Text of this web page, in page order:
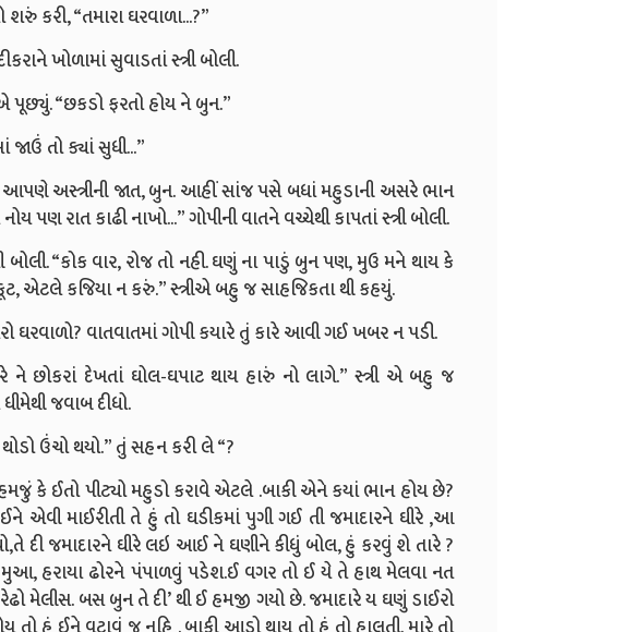
કરી, “તમારા ઘરવાળા...?”
ખોળામાં સુવાડતાં સ્ત્રી બોલી.
“છકડો ફરતો હોય ને બુન.”
તો ક્યાં સુધી...”
આપણે અસ્ત્રીની જાત, બુન. આહીં સાંજ પસે બધાં મહુડાની અસરે ભાન
પણ રાત કાઢી નાખો...” ગોપીની વાતને વચ્ચેથી કાપતાં સ્ત્રી બોલી.
બોલી. “કોક વાર, રોજ તો નહી. ઘણું ના પાડું બુન પણ, મુઉ મને થાય કે
એટલે કજિયા ન કરું.” સ્ત્રીએ બહુ જ સાહજિકતા થી કહયું.
ઘરવાળો? વાતવાતમાં ગોપી કયારે તું કારે આવી ગઈ ખબર ન પડી.
ને છોકરાં દેખતાં ઘોલ-ઘપાટ થાય હારું નો લાગે.” સ્ત્રી એ બહુ જ
જવાબ દીધો.
ઉંચો થયો.” તું સહન કરી લે “?
કે ઈતો પીટ્યો મહુડો કરાવે એટલે .બાકી એને કયાં ભાન હોય છે?
એવી માઈરીતી તે હું તો ઘડીકમાં પુગી ગઈ તી જમાદારને ઘીરે ,આ
દી જમાદારને ઘીરે લઇ આઈ ને ઘણીને કીધું બોલ, હું કરવું શે તારે ?
મુઆ, હરાયા ઢોરને પંપાળવું પડેશ.ઈ વગર તો ઈ યે તે હાથ મેલવા નત
મેલીસ. બસ બુન તે દી’ થી ઈ હમજી ગયો છે. જમાદારે ય ઘણું ડાઈરો